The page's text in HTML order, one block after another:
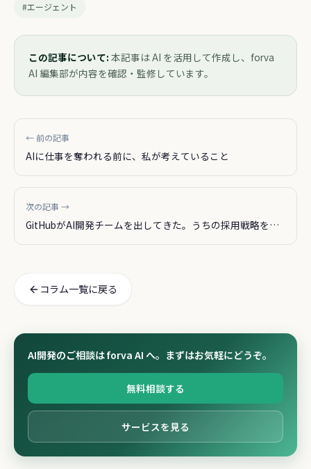
#エージェント
この記事について: 本記事は AI を活用して作成し、forva
AI 編集部が内容を確認・監修しています。
← 前の記事
AIに仕事を奪われる前に、私が考えていること
次の記事 →
GitHubがAI開発チームを出してきた。うちの採用戦略を見
直す
コラム一覧に戻る
AI開発のご相談は forva AI へ。まずはお気軽にどうぞ。
無料相談する
サービスを見る